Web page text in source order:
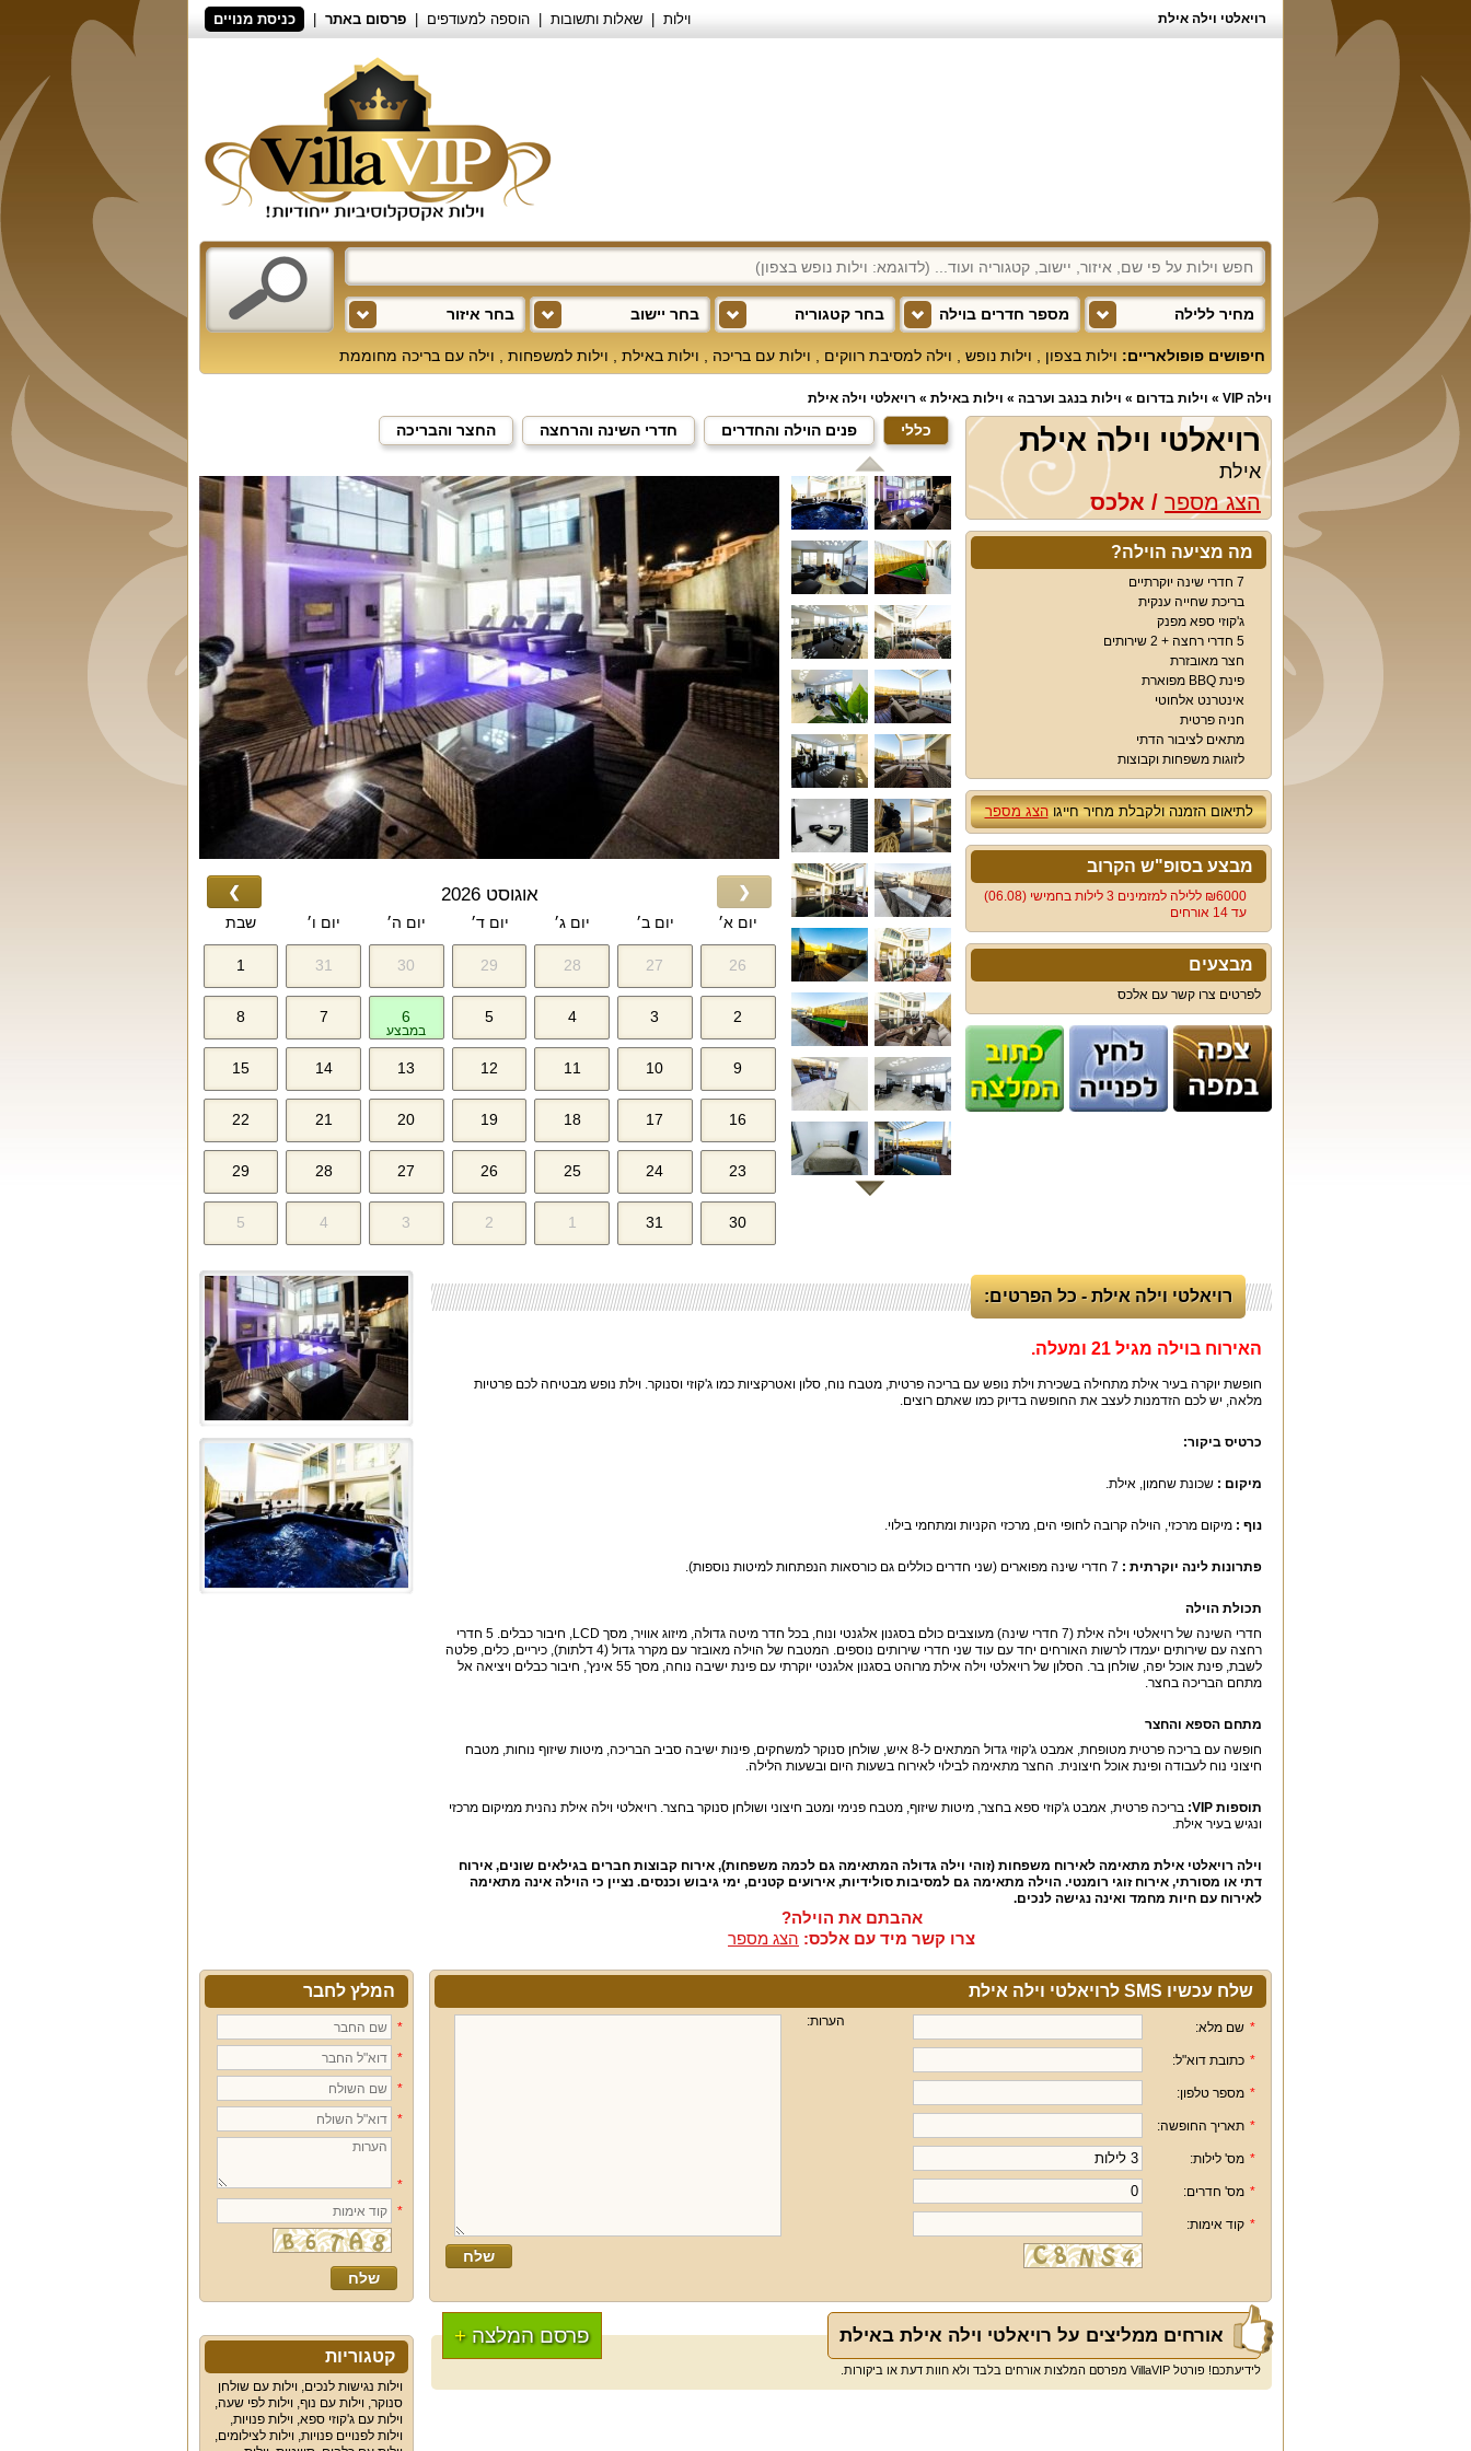
רויאלטי וילה אילת וילות שאלות ותשובות הוספה למעודפים פרסום באתר כניסת מנויים
בחר איזור בחר יישוב בחר קטגוריה מספר חדרים בוילה מחיר ללילה
חיפושים פופולאריים: וילות בצפון וילות נופש וילה למסיבת רווקים וילות עם בריכה וילות באילת וילות למשפחות וילה עם בריכה מחוממת
וילה VIP » וילות בדרום » וילות בנגב וערבה » וילות באילת » רויאלטי וילה אילת
רויאלטי וילה אילת
אילת
הצג מספר / אלכס
מה מציעה הוילה?
7 חדרי שינה יוקרתיים
בריכת שחייה ענקית
ג'קוזי ספא מפנק
5 חדרי רחצה + 2 שירותים
חצר מאובזרת
פינת BBQ מפוארת
אינטרנט אלחוטי
חניה פרטית
מתאים לציבור הדתי
לזוגות משפחות וקבוצות
לתיאום הזמנה ולקבלת מחיר חייגוהצג מספר
מבצע בסופ"ש הקרוב
6000‏₪ ללילה למזמינים 3 לילות בחמישי (06.08)
עד 14 אורחים
מבצעים
לפרטים צרו קשר עם אלכס
כללי פנים הוילה והחדרים חדרי השינה והרחצה החצר והבריכה
אוגוסט 2026
יום א׳ יום ב׳ יום ג׳ יום ד׳ יום ה׳ יום ו׳ שבת
26
27
28
29
30
31
1
2
3
4
5
6
במבצע
7
8
9
10
11
12
13
14
15
16
17
18
19
20
21
22
23
24
25
26
27
28
29
30
31
1
2
3
4
5
❯ ❮
רויאלטי וילה אילת - כל הפרטים:
האירוח בוילה מגיל 21 ומעלה.
חופשת יוקרה בעיר אילת מתחילה בשכירת וילת נופש עם בריכה פרטית, מטבח נוח, סלון ואטרקציות כמו ג'קוזי וסנוקר. וילת נופש מבטיחה לכם פרטיות
מלאה, יש לכם הזדמנות לעצב את החופשה בדיוק כמו שאתם רוצים.
כרטיס ביקור:
מיקום : שכונת שחמון, אילת.
נוף : מיקום מרכזי, הוילה קרובה לחופי הים, מרכזי הקניות ומתחמי בילוי.
פתרונות לינה יוקרתית :
תכולת הוילה
חדרי השינה של רויאלטי וילה אילת (7 חדרי שינה) מעוצבים כולם בסגנון אלגנטי ונוח, בכל חדר מיטה גדולה, מיזוג אוויר, מסך LCD, חיבור כבלים. 5 חדרי
רחצה עם שירותים יעמדו לרשות האורחים יחד עם עוד שני חדרי שירותים נוספים. המטבח של הוילה מאובזר עם מקרר גדול (4 דלתות), כיריים, כלים, פלטה
לשבת, פינת אוכל יפה, שולחן בר. הסלון של רויאלטי וילה אילת מרוהט בסגנון אלגנטי יוקרתי עם פינת ישיבה נוחה, מסך 55 אינץ', חיבור כבלים ויציאה אל
מתחם הבריכה בחצר.
מתחם הספא והחצר
חופשה עם בריכה פרטית מטופחת, אמבט ג'קוזי גדול המתאים ל-8 איש, שולחן סנוקר למשחקים, פינות ישיבה סביב הבריכה, מיטות שיזוף נוחות, מטבח
חיצוני נוח לעבודה ופינת אוכל חיצונית. החצר מתאימה לבילוי לאירוח בשעות היום ובשעות הלילה.
תוספות VIP
: בריכה פרטית, אמבט ג'קוזי ספא בחצר, מיטות שיזוף, מטבח פנימי ומטב חיצוני ושולחן סנוקר בחצר. רויאלטי וילה אילת נהנית ממיקום מרכזי
ונגיש בעיר אילת.
וילה רויאלטי אילת מתאימה לאירוח משפחות (זוהי וילה גדולה המתאימה גם לכמה משפחות), אירוח קבוצות חברים בגילאים שונים, אירוח
דתי או מסורתי, אירוח זוגי רומנטי. הוילה מתאימה גם למסיבות סולידיות, אירועים קטנים, ימי גיבוש וכנסים. נציין כי הוילה אינה מתאימה
לאירוח עם חיות מחמד ואינה נגישה לנכים.
אהבתם את הוילה?
צרו קשר מיד עם אלכס: הצג מספר
שלח עכשיו SMS לרויאלטי וילה אילת
הערות: * שם מלא:
* כתובת דוא"ל:
* מספר טלפון:
* תאריך החופשה:
* מס' לילות:
* מס' חדרים:
* קוד אימות:
המלץ לחבר
*
*
*
*
*
*
פרסם המלצה + אורחים ממליצים על רויאלטי וילה אילת באילת
לידיעתכם! פורטל VillaVIP מפרסם המלצות אורחים בלבד ולא חוות דעת או ביקורות.
קטגוריות
וילות נגישות לנכים, וילות עם שולחן
סנוקר, וילות עם נוף, וילות לפי שעה,
וילות עם ג'קוזי ספא, וילות פנויות,
וילות לפנויים פנויות, וילות לצילומים,